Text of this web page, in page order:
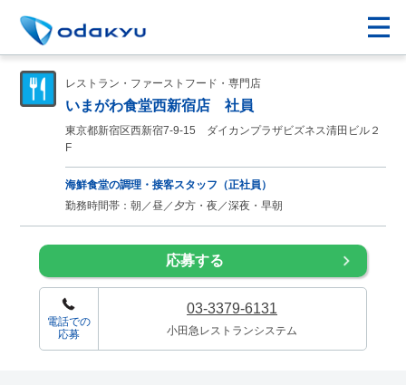
レストラン・ファーストフード・専門店
いまがわ食堂西新宿店 社員
東京都新宿区西新宿7-9-15 ダイカンプラザビズネス清田ビル２
F
海鮮食堂の調理・接客スタッフ（正社員）
勤務時間帯：朝／昼／夕方・夜／深夜・早朝
応募する
電話での
応募
03-3379-6131
小田急レストランシステム